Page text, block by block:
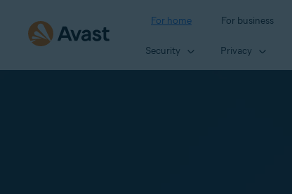
For home For business
Security Privacy